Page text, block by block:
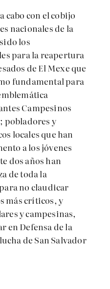
cabo con el cobijo
nacionales de la
los
para la reapertura
de El Mexe que
fundamental para
Campesinos
pobladores y
locales que han
a los jóvenes
dos años han
de toda la
no claudicar
más críticos, y
y campesinas,
en Defensa de la
de San Salvador